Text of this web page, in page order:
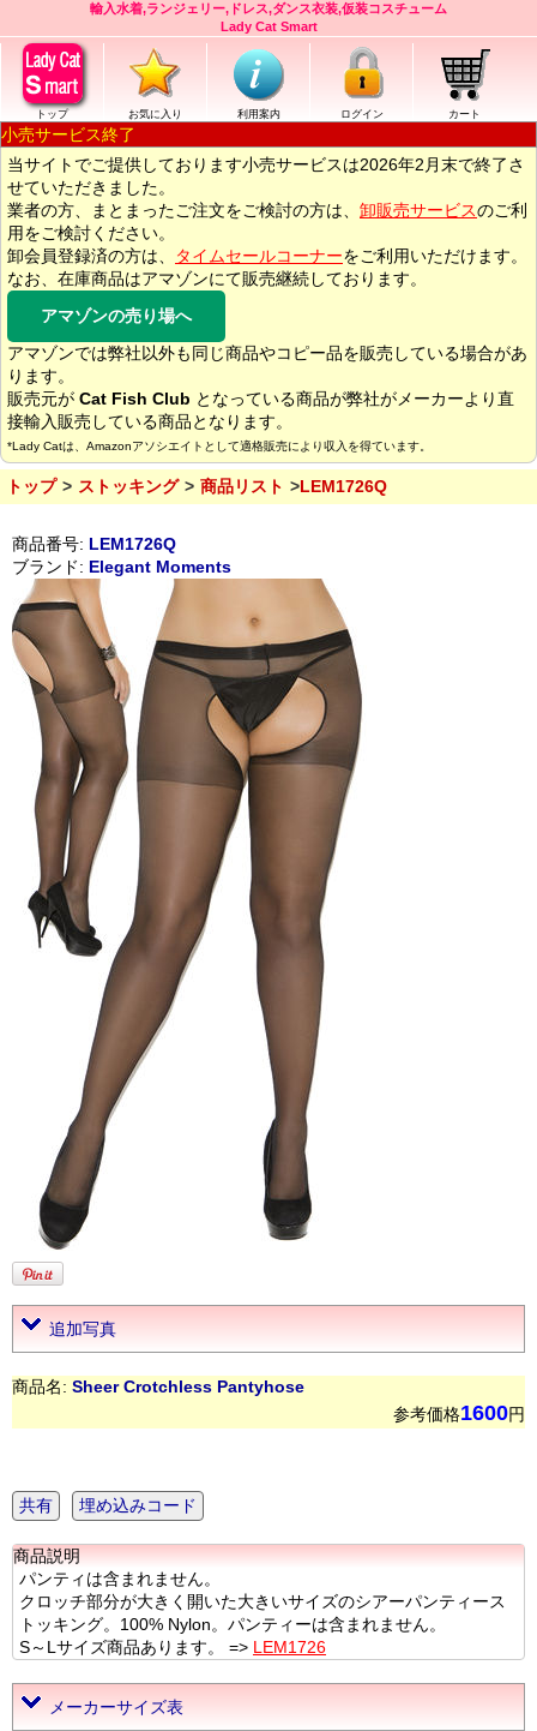
輸入水着,ランジェリー,ドレス,ダンス衣装,仮装コスチューム
Lady Cat Smart
トップ お気に入り 利用案内 ログイン カート
小売サービス終了
当サイトでご提供しております小売サービスは2026年2月末で終了さ
せていただきました。
業者の方、まとまったご注文をご検討の方は、 卸販売サービスのご利
用をご検討ください。
卸会員登録済の方は、
タイムセールコーナーをご利用いただけます。
なお、在庫商品はアマゾンにて販売継続しております。
アマゾンの売り場へ
アマゾンでは弊社以外も同じ商品やコピー品を販売している場合があ
ります。
販売元が Cat Fish Club となっている商品が弊社がメーカーより直
接輸入販売している商品となります。
*Lady Catは、Amazonアソシエイトとして適格販売により収入を得ています。
トップ ストッキング 商品リスト LEM1726Q
商品番号: LEM1726Q
ブランド: Elegant Moments
追加写真
商品名: Sheer Crotchless Pantyhose
参考価格1600円
共有 埋め込みコード
商品説明
パンティは含まれません。
クロッチ部分が大きく開いた大きいサイズのシアーパンティース
トッキング。100% Nylon。パンティーは含まれません。
S～Lサイズ商品あります。 => LEM1726
メーカーサイズ表